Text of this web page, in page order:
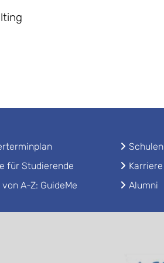
für Studierende
A-Z: GuideMe
Schulen
Karriere
Alumni